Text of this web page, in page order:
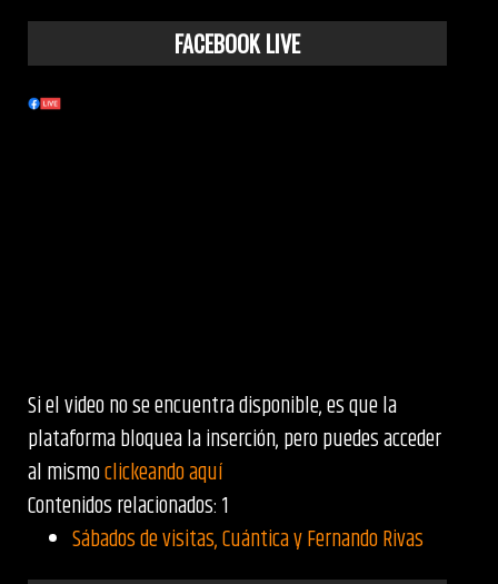
FACEBOOK LIVE
Si el video no se encuentra disponible, es que la
plataforma bloquea la inserción, pero puedes acceder
al mismoclickeando aquí
Contenidos relacionados: 1
Sábados de visitas, Cuántica y Fernando Rivas